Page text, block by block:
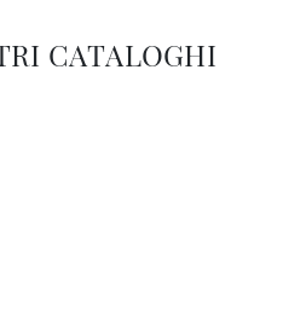
CATALOGHI